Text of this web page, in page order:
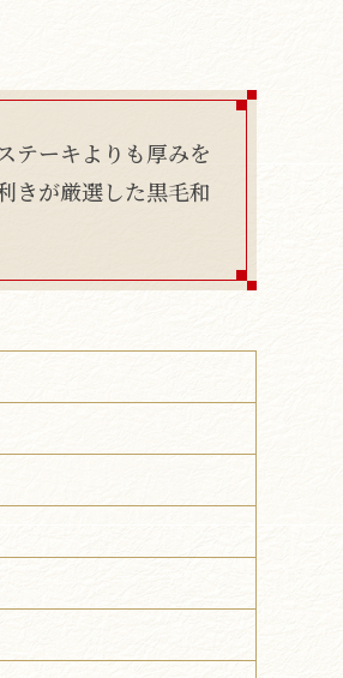
テーキよりも厚みを
きが厳選した黒毛和